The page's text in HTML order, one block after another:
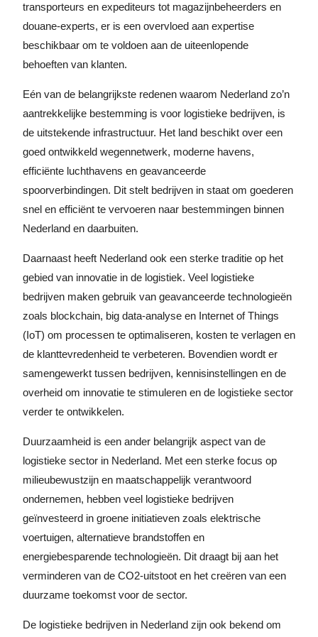
transporteurs en expediteurs tot magazijnbeheerders en
douane-experts, er is een overvloed aan expertise
beschikbaar om te voldoen aan de uiteenlopende
behoeften van klanten.
Eén van de belangrijkste redenen waarom Nederland zo’n
aantrekkelijke bestemming is voor logistieke bedrijven, is
de uitstekende infrastructuur. Het land beschikt over een
goed ontwikkeld wegennetwerk, moderne havens,
efficiënte luchthavens en geavanceerde
spoorverbindingen. Dit stelt bedrijven in staat om goederen
snel en efficiënt te vervoeren naar bestemmingen binnen
Nederland en daarbuiten.
Daarnaast heeft Nederland ook een sterke traditie op het
gebied van innovatie in de logistiek. Veel logistieke
bedrijven maken gebruik van geavanceerde technologieën
zoals blockchain, big data-analyse en Internet of Things
(IoT) om processen te optimaliseren, kosten te verlagen en
de klanttevredenheid te verbeteren. Bovendien wordt er
samengewerkt tussen bedrijven, kennisinstellingen en de
overheid om innovatie te stimuleren en de logistieke sector
verder te ontwikkelen.
Duurzaamheid is een ander belangrijk aspect van de
logistieke sector in Nederland. Met een sterke focus op
milieubewustzijn en maatschappelijk verantwoord
ondernemen, hebben veel logistieke bedrijven
geïnvesteerd in groene initiatieven zoals elektrische
voertuigen, alternatieve brandstoffen en
energiebesparende technologieën. Dit draagt bij aan het
verminderen van de CO2-uitstoot en het creëren van een
duurzame toekomst voor de sector.
De logistieke bedrijven in Nederland zijn ook bekend om